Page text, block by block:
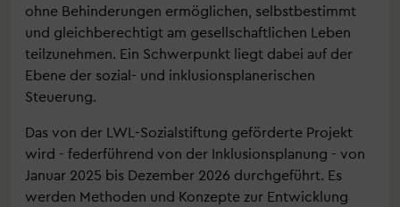
ohne Behinderungen ermöglichen, selbstbestimmt
und gleichberechtigt am gesellschaftlichen Leben
teilzunehmen. Ein Schwerpunkt liegt dabei auf der
Ebene der sozial- und inklusionsplanerischen
Steuerung.
Das von der LWL-Sozialstiftung geförderte Projekt
wird - federführend von der Inklusionsplanung - von
Januar 2025 bis Dezember 2026 durchgeführt. Es
werden Methoden und Konzepte zur Entwicklung